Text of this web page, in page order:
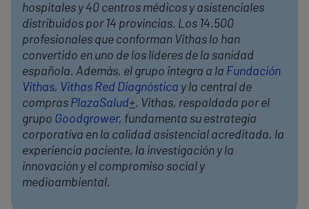
hospitales y 40 centros médicos y asistenciales
distribuidos por 14 provincias. Los 14.500
profesionales que conforman Vithas lo han
convertido en uno de los líderes de la sanidad
española. Además, el grupo integra a la Fundación
Vithas, Vithas Red Diagnóstica y la central de
compras PlazaSalud+. Vithas, respaldada por el
grupo Goodgrower, fundamenta su estrategia
corporativa en la calidad asistencial acreditada, la
experiencia paciente, la investigación y la
innovación y el compromiso social y
medioambiental.